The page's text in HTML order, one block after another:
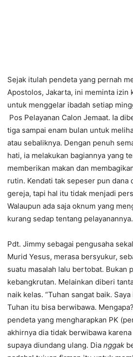
Sejak itulah pendeta yang pernah
Apostolos, Jakarta, ini meminta izin
untuk menggelar ibadah setiap
Pos Pelayanan Calon Jemaat. Ia
tiga sampai enam bulan untuk
atau sebaliknya. Dengan penuh
hati, ia melakukan bagiannya yang
memberikan makan dan
rutin. Kendati tak sepeser pun dana
gereja, tapi hal itu tidak menjadi
Walaupun ada saja oknum yang
kurang sedap tentang pelayanannya.
Pdt. Jimmy sebagai pengusaha
Murid Yesus, merasa bersyukur,
suatu masalah lalu bertobat. Bukan
kebangkrutan. Melainkan diberi
naik kelas. “Tuhan sangat baik.
Tuhan itu bisa berwibawa.
pendeta yang mengharapkan PK
akhirnya dia tidak berwibawa
supaya diundang ulang. Dia nggak